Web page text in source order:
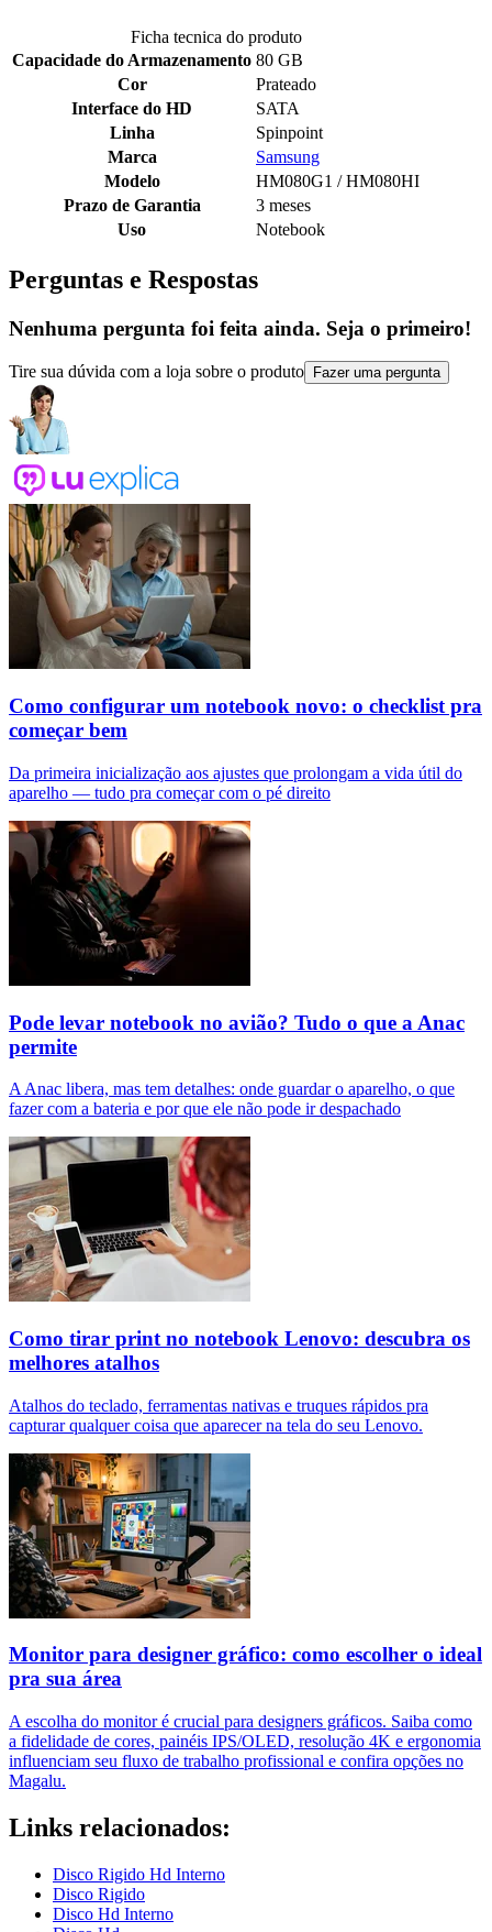
Ficha tecnica do produto
Capacidade do Armazenamento 80 GB
Cor
Prateado
Interface do HD
SATA
Linha
Spinpoint
Marca
Samsung
Modelo
HM080G1 / HM080HI
Prazo de Garantia
3 meses
Uso
Notebook
Perguntas e Respostas
Nenhuma pergunta foi feita ainda. Seja o primeiro!
Tire sua dúvida com a loja sobre o produto Fazer uma pergunta
Como configurar um notebook novo: o checklist pra
começar bem
Da primeira inicialização aos ajustes que prolongam a vida útil do
aparelho — tudo pra começar com o pé direito
Pode levar notebook no avião? Tudo o que a Anac
permite
A Anac libera, mas tem detalhes: onde guardar o aparelho, o que
fazer com a bateria e por que ele não pode ir despachado
Como tirar print no notebook Lenovo: descubra os
melhores atalhos
Atalhos do teclado, ferramentas nativas e truques rápidos pra
capturar qualquer coisa que aparecer na tela do seu Lenovo.
Monitor para designer gráfico: como escolher o ideal
pra sua área
A escolha do monitor é crucial para designers gráficos. Saiba como
a fidelidade de cores, painéis IPS/OLED, resolução 4K e ergonomia
influenciam seu fluxo de trabalho profissional e confira opções no
Magalu.
Links relacionados:
Disco Rigido Hd Interno
Disco Rigido
Disco Hd Interno